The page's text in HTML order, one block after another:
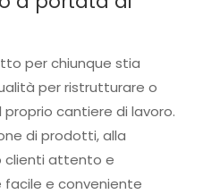
per chiunque stia
per ristrutturare o
cantiere di lavoro.
di prodotti, alla
clienti attento e
facile e conveniente